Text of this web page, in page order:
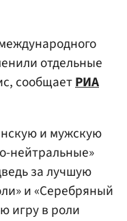
отдельные
сообщаетРИА
и мужскую
нейтральные»
за лучшую
и «Серебряный
игру в роли